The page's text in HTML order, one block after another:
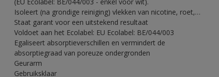
Isoleert (na grondige reiniging) vlekken van nicotine, roet,…
Staat garant voor een uitstekend resultaat
Voldoet aan het Ecolabel: EU Ecolabel: BE/044/003
Egaliseert absorptieverschillen en vermindert de
absorptiegraad van poreuze ondergronden
Geurarm
Gebruiksklaar